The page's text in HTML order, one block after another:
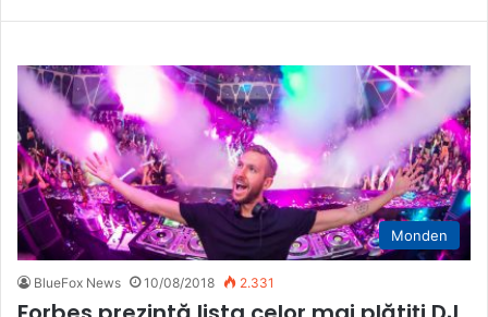
Monden
BlueFox News 10/08/2018 2.331